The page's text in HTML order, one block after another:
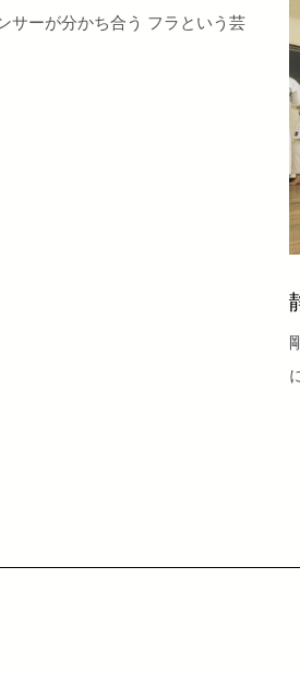
サーが分かち合う フラという芸